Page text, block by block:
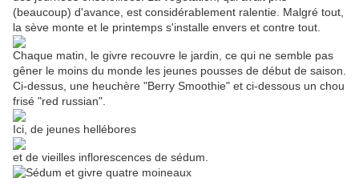
(beaucoup) d'avance, est considérablement ralentie. Malgré tout,
la sève monte et le printemps s'installe envers et contre tout.
Chaque matin, le givre recouvre le jardin, ce qui ne semble pas
gêner le moins du monde les jeunes pousses de début de saison.
Ci-dessus, une heuchère "Berry Smoothie" et ci-dessous un chou
frisé "red russian".
Ici, de jeunes hellébores
et de vieilles inflorescences de sédum.